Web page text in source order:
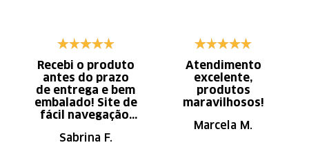
Recebi o produto
antes do prazo
de entrega e bem
embalado! Site de
fácil navegação.
Sabrina F.
Atendimento
excelente,
produtos
maravilhosos!
Marcela M.